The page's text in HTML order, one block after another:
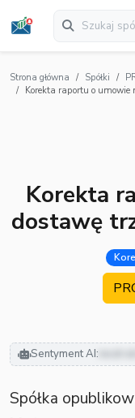
Strona główna Spółki
Korekta raportu o umowie
Korekta
dostawę
Sentyment AI:
Spółka